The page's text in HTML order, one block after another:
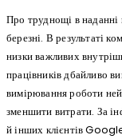
Про труднощі в наданні
березні. В результаті
низки важливих
працівників дбайливо
вимірювання роботи
зменшити витрати. За
й інших клієнтів